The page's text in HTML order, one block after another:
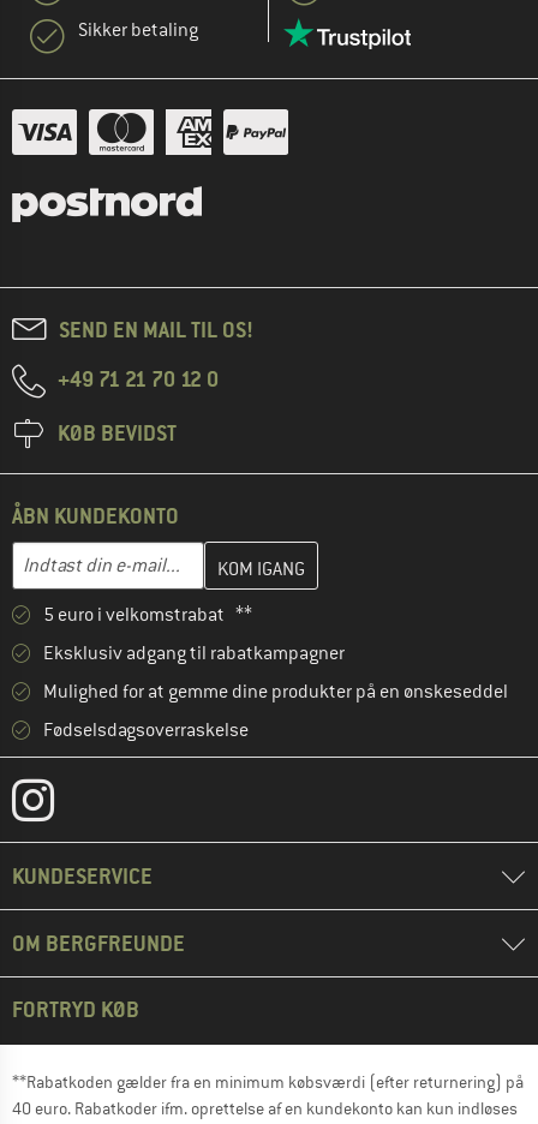
Sikker betaling
SEND EN MAIL TIL OS!
+49 71 21 70 12 0
KØB BEVIDST
ÅBN KUNDEKONTO
E-mail-adresse
Indtast din e-mailadresse her, og opret i næste trin din
5 euro i velkomstrabat **
Eksklusiv adgang til rabatkampagner
Mulighed for at gemme dine produkter på en ønskeseddel
Fødselsdagsoverraskelse
KUNDESERVICE
OM BERGFREUNDE
FORTRYD KØB
**Rabatkoden gælder fra en minimum købsværdi (efter returnering) på
40 euro. Rabatkoder ifm. oprettelse af en kundekonto kan kun indløses